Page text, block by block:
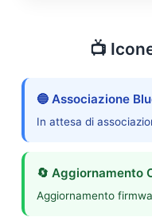
📺
🔵 Associazione
In attesa di
🔄 Aggiornamento
Aggiornamento